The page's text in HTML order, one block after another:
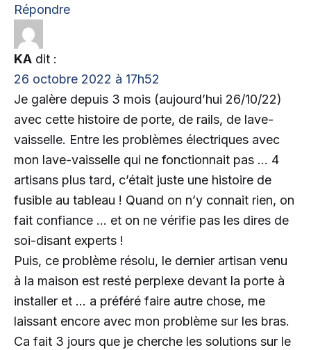
Répondre
KA dit :
26 octobre 2022 à 17h52
Je galère depuis 3 mois (aujourd’hui 26/10/22)
avec cette histoire de porte, de rails, de lave-
vaisselle. Entre les problèmes électriques avec
mon lave-vaisselle qui ne fonctionnait pas … 4
artisans plus tard, c’était juste une histoire de
fusible au tableau ! Quand on n’y connait rien, on
fait confiance … et on ne vérifie pas les dires de
soi-disant experts !
Puis, ce problème résolu, le dernier artisan venu
à la maison est resté perplexe devant la porte à
installer et … a préféré faire autre chose, me
laissant encore avec mon problème sur les bras.
Ca fait 3 jours que je cherche les solutions sur le